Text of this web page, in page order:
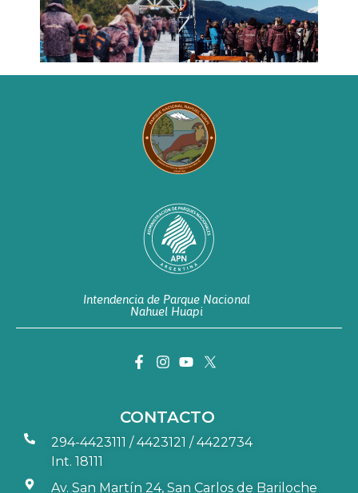
Intendencia de Parque Nacional
Nahuel Huapi
CONTACTO
294-4423111 / 4423121 / 4422734
Int. 18111
Av. San Martín 24, San Carlos de Bariloche